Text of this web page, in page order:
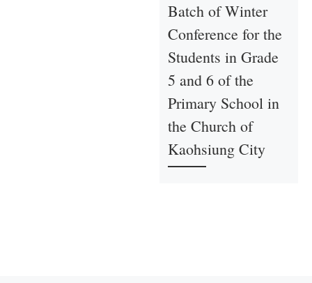
Batch of Winter
Conference for the
Students in Grade
5 and 6 of the
Primary School in
the Church of
Kaohsiung City